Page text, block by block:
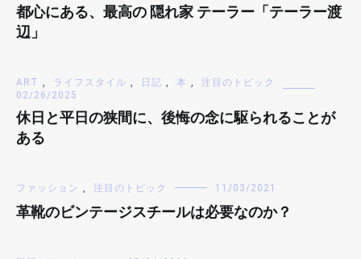
都心にある、最高の 隠れ家 テーラー「テーラー渡
辺」
ART , ライフスタイル , 日記 , 本 ,
注目のトピック
02/26/2025
休日と平日の狭間に、後悔の念に駆られることが
ある
ファッション , 注目のトピック 11/03/2021
革靴のビンテージスチールは必要なのか？